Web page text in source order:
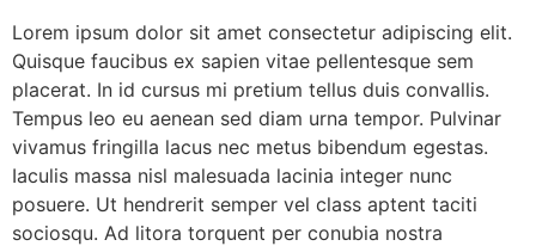
Lorem ipsum dolor sit amet consectetur adipiscing elit.
Quisque faucibus ex sapien vitae pellentesque sem
placerat. In id cursus mi pretium tellus duis convallis.
Tempus leo eu aenean sed diam urna tempor. Pulvinar
vivamus fringilla lacus nec metus bibendum egestas.
Iaculis massa nisl malesuada lacinia integer nunc
posuere. Ut hendrerit semper vel class aptent taciti
sociosqu. Ad litora torquent per conubia nostra